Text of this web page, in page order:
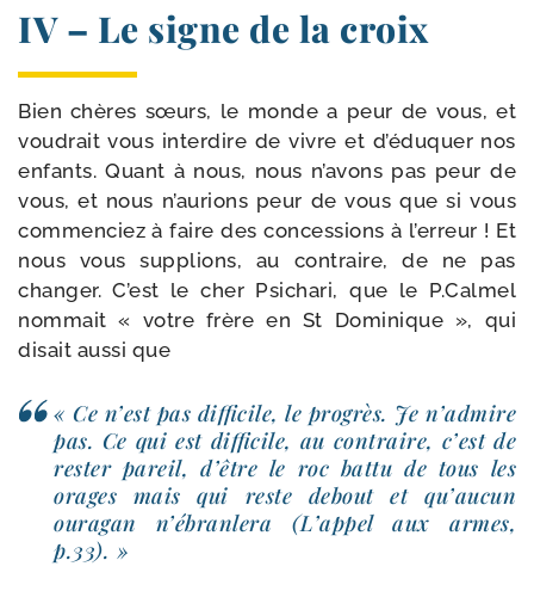
IV – Le signe de la croix
Bien chères sœurs, le monde a peur de vous, et
vou­drait vous inter­dire de vivre et d’éduquer nos
enfants. Quant à nous, nous n’avons pas peur de
vous, et nous n’aurions peur de vous que si vous
com­men­ciez à faire des conces­sions à l’erreur ! Et
nous vous sup­plions, au contraire, de ne pas
chan­ger. C’est le cher Psichari, que le P.Calmel
nom­mait « votre frère en St Dominique », qui
disait aus­si que
« Ce n’est pas dif­fi­cile, le pro­grès. Je n’admire
pas. Ce qui est dif­fi­cile, au contraire, c’est de
res­ter pareil, d’être le roc bat­tu de tous les
orages mais qui reste debout et qu’aucun
oura­gan n’ébranlera (L’appel aux armes,
p.33). »